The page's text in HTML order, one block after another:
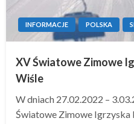
INFORMACJE POLSKA
XV Światowe Zimowe
Wiśle
W dniach 27.02.2022 –
Światowe Zimowe